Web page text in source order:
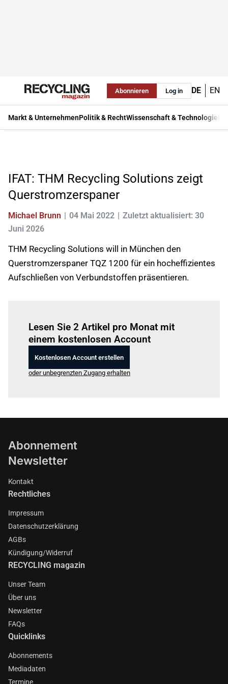
Abonnieren Log in DE EN
Markt & UnternehmenPolitik & RechtWissenschaft & Technologie
IFAT: THM Recycling Solutions zeigt
Querstromzerspaner
Michael Brunn 04 Mai 2022
Zuletzt aktualisiert: 30
Juni 2026
THM Recycling Solutions will in München den
Querstromzerspaner TQZ 1200 für ein hocheffizientes
Aufschließen von Verbundstoffen präsentieren.
Lesen Sie 2 Artikel pro Monat mit
einem kostenlosen Account
Kostenlosen Account erstellen
oder unbegrenzten Zugang erhalten
Abonnement
Newsletter
Kontakt
Rechtliches
Impressum
Datenschutzerklärung
AGBs
Kündigung/Widerruf
RECYCLING magazin
Unser Team
Über uns
Newsletter
FAQs
Quicklinks
Abonnements
Mediadaten
Termine